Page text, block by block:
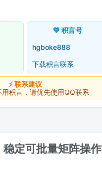
💚 积言号
hgboke888
下载积言联系
⚡ 联系建议
言，请优先使用QQ联系
定可批量矩阵操作